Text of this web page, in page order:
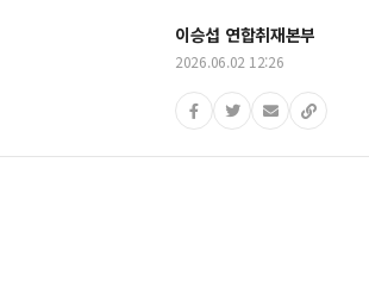
이승섭 연합취재본부
2026.06.02 12:26